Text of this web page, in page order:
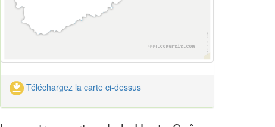
Téléchargez la carte ci-dessus